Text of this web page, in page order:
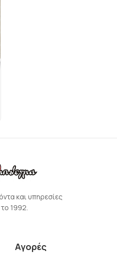
και υπηρεσίες
1992.
Αγορές